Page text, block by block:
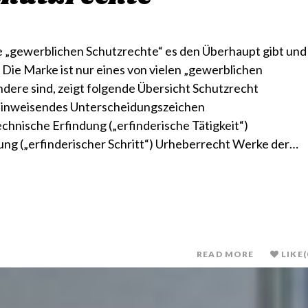
„gewerblichen Schutzrechte“ es den Überhaupt gibt und
Marke ist nur eines von vielen „gewerblichen
sind, zeigt folgende Übersicht Schutzrecht
Unterscheidungszeichen
Erfindung („erfinderische Tätigkeit“)
(„erfinderischer Schritt“) Urheberrecht Werke der…
READ MORE LIKE